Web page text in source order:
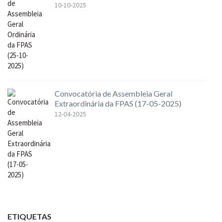
10-10-2025
Convocatória de Assembleia Geral
Extraordinária da FPAS (17-05-2025)
12-04-2025
ETIQUETAS